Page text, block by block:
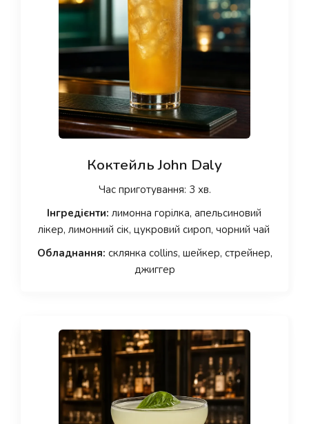
Коктейль John Daly
Час приготування: 3 хв.
Інгредієнти: лимонна горілка, апельсиновий
лікер, лимонний сік, цукровий сироп, чорний чай
Обладнання: склянка collins, шейкер, стрейнер,
джиггер